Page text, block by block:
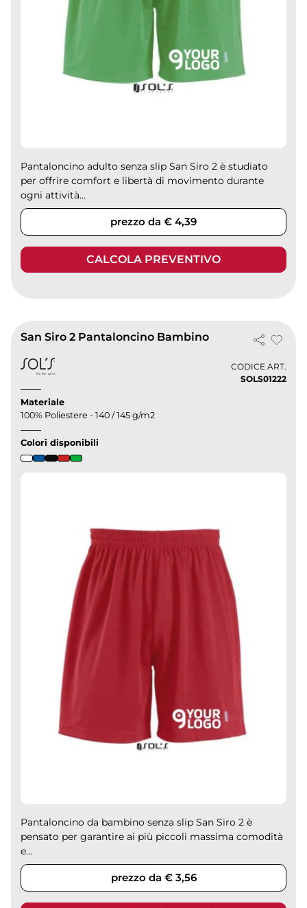
Pantaloncino adulto senza slip San Siro 2 è studiato
per offrire comfort e libertà di movimento durante
ogni attività...
prezzo da € 4,39
CALCOLA PREVENTIVO
San Siro 2 Pantaloncino Bambino
CODICE ART.
SOLS01222
Materiale
100% Poliestere - 140 / 145 g/m2
Colori disponibili
Pantaloncino da bambino senza slip San Siro 2 è
pensato per garantire ai più piccoli massima comodità
e...
prezzo da € 3,56